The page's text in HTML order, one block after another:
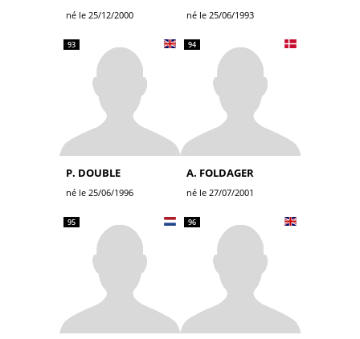
né le 25/12/2000 né le 25/06/1993
93
P. DOUBLE
né le 25/06/1996
94
A. FOLDAGER
né le 27/07/2001
95 96